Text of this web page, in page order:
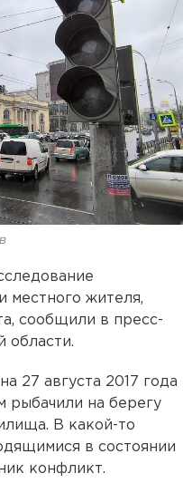
местного жителя,
сообщили в пресс-
области.
27 августа 2017 года
рыбачили на берегу
В какой-то
в состоянии
конфликт.